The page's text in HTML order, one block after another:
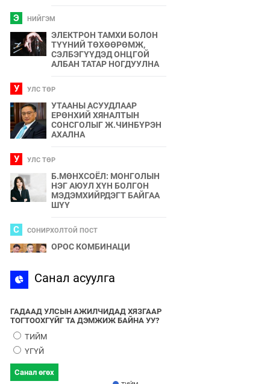
Э НИЙГЭМ
ЭЛЕКТРОН ТАМХИ БОЛОН
ТҮҮНИЙ ТӨХӨӨРӨМЖ,
СЭЛБЭГҮҮДЭД ОНЦГОЙ
АЛБАН ТАТАР НОГДУУЛНА
У УЛС ТӨР
УТААНЫ АСУУДЛААР
ЕРӨНХИЙ ХЯНАЛТЫН
СОНСГОЛЫГ Ж.ЧИНБҮРЭН
АХАЛНА
У УЛС ТӨР
Б.МӨНХСОЁЛ: МОНГОЛЫН
НЭГ АЮУЛ ХҮН БОЛГОН
МЭДЭМХИЙРДЭГТ БАЙГАА
ШҮҮ
С СОНИРХОЛТОЙ ПОСТ
ОРОС КОМБИНАЦИ
С СПОРТ
У
БҮЛЭГЛЭЛҮҮДИЙН
ХАМТЫН БҮТЭЭЛ ЮМ
Санал асуулга
ГАДААД УЛСЫН АЖИЛЧИДАД ХЯЗГААР
ТОГТООХГҮЙГ ТА ДЭМЖИЖ БАЙНА УУ?
ТИЙМ
ҮГҮЙ
Санал өгөх